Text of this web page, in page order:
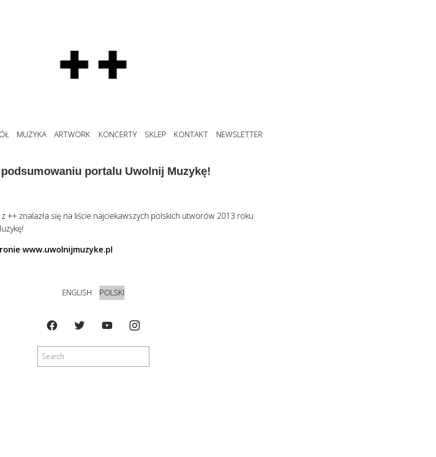
MUZYKA ARTWORK KONCERTY SKLEP KONTAKT NEWSLETTER
portalu Uwolnij Muzykę!
++ znalazła się na liście najciekawszych polskich utworów 2013 roku
www.uwolnijmuzyke.pl
ENGLISH POLSKI